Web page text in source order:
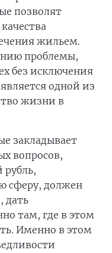
позволят
жильем.
проблемы,
без исключения
одной из
жизни в
закладывает
вопросов,
сферу, должен
дать
там, где в этом
Именно в этом